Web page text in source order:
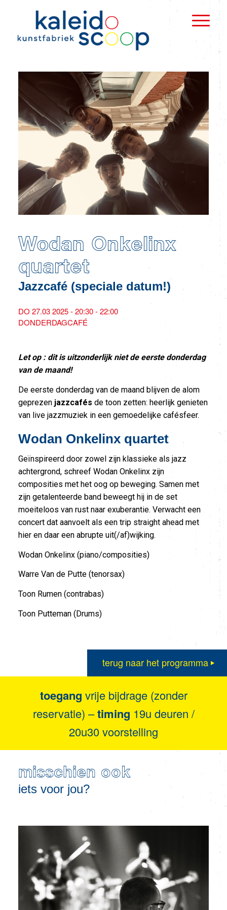
Wodan Onkelinx
quartet
Jazzcafé (speciale datum!)
DO 27.03 2025 - 20:30 - 22:00
DONDERDAGCAFÉ
Let op : dit is uitzonderlijk niet de eerste donderdag
van de maand!
De eerste donderdag van de maand blijven de alom
geprezen jazzcafés de toon zetten: heerlijk genieten
van live jazzmuziek in een gemoedelijke cafésfeer.
Wodan Onkelinx quartet
Geïnspireerd door zowel zijn klassieke als jazz
achtergrond, schreef Wodan Onkelinx zijn
composities met het oog op beweging. Samen met
zijn getalenteerde band beweegt hij in de set
moeiteloos van rust naar exuberantie. Verwacht een
concert dat aanvoelt als een trip straight ahead met
hier en daar een abrupte uit(/af)wijking.
Wodan Onkelinx (piano/composities)
Warre Van de Putte (tenorsax)
Toon Rumen (contrabas)
Toon Putteman (Drums)
terug naar het programma
toegang vrije bijdrage (zonder
reservatie) –timing 19u deuren /
20u30 voorstelling
misschien ook
iets voor jou?